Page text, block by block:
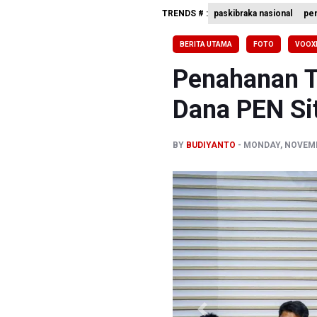
Pemprov
TRENDS # : paskibraka nasional
BERITA UTAMA FOTO
Penahanan
Dana PEN
BY BUDIYANTO MONDAY,